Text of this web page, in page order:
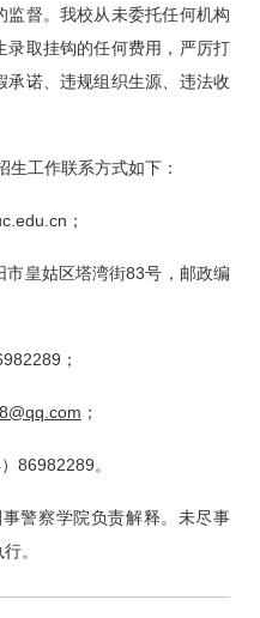
督。我校从未委托任何机构
录取挂钩的任何费用，严厉打
诺、违规组织生源、违法收
工作联系方式如下：
；
市皇姑区塔湾街83号，邮政编
；
；
86982289。
警察学院负责解释。未尽事
。